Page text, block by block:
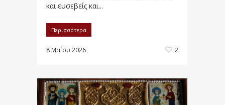
και ευσεβείς και...
Περισσότερα
8 Μαΐου 2026 2